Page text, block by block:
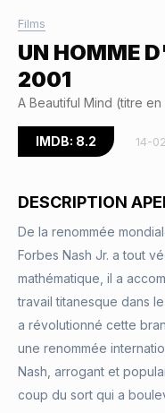
Films
UN HOMME
2001
A Beautiful Mind (titre en
IMDB: 8.2 14-
DESCRIPTION
De la renommée
Forbes Nash Jr. a tout
mathématique, il a
travail titanesque dans
a révolutionné cette
une renommée
Nash, arrogant et
coup du sort qui a